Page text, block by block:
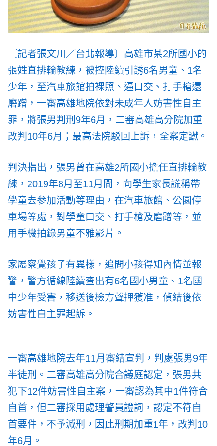
〔記者張文川／台北報導〕高雄市某2所國小的
張姓直排輪教練，被控陸續引誘6名男童、1名
少年，至汽車旅館拍裸照、逼口交、打手槍還
磨蹭，一審高雄地院依對未成年人妨害性自主
罪，將張男判刑9年6月，二審高雄高分院加重
改判10年6月；最高法院駁回上訴，全案定讞。
判決指出，張男曾在高雄2所國小擔任直排輪教
練，2019年8月至11月間，向學生家長謊稱帶
學童去參加活動等理由，在汽車旅館、公園停
車場等處，對學童口交、打手槍及磨蹭等，並
用手機拍錄男童不雅影片。
家屬察覺孩子有異樣，追問小孩得知內情並報
警，警方循線陸續查出有6名國小男童、1名國
中少年受害，移送後檢方聲押獲准，偵結後依
妨害性自主罪起訴。
一審高雄地院去年11月審結宣判，判處張男9年
半徒刑。二審高雄高分院合議庭認定，張男共
犯下12件妨害性自主案，一審認為其中1件符合
自首，但二審採用處理警員證詞，認定不符自
首要件，不予減刑，因此刑期加重1年，改判10
年6月。